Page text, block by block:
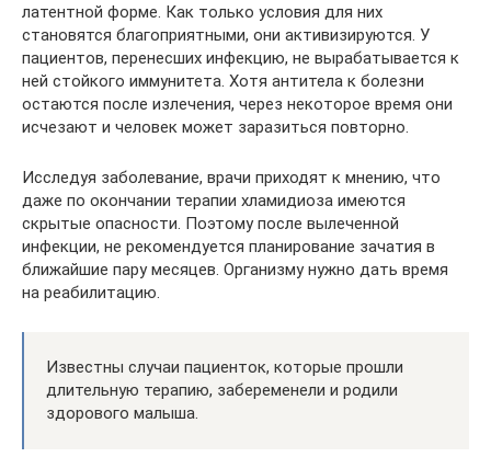
латентной форме. Как только условия для них
становятся благоприятными, они активизируются. У
пациентов, перенесших инфекцию, не вырабатывается к
ней стойкого иммунитета. Хотя антитела к болезни
остаются после излечения, через некоторое время они
исчезают и человек может заразиться повторно.
Исследуя заболевание, врачи приходят к мнению, что
даже по окончании терапии хламидиоза имеются
скрытые опасности. Поэтому после вылеченной
инфекции, не рекомендуется планирование зачатия в
ближайшие пару месяцев. Организму нужно дать время
на реабилитацию.
Известны случаи пациенток, которые прошли
длительную терапию, забеременели и родили
здорового малыша.